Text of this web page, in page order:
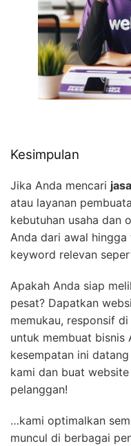
Kesimpulan
Jika Anda mencari
atau layanan
kebutuhan usaha dan
Anda dari awal hingga
keyword relevan
Apakah Anda siap
pesat? Dapatkan
memukau, responsif
untuk membuat bisnis
kesempatan ini
kami dan buat
pelanggan!
…kami optimalkan
muncul di berbagai